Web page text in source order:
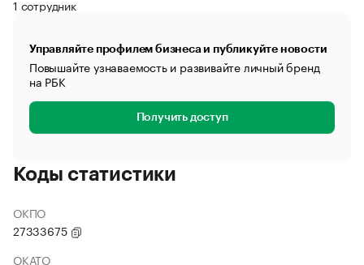
1 сотрудник
Управляйте профилем бизнеса и публикуйте новости
Повышайте узнаваемость и развивайте личный бренд
на РБК
Получить доступ
Коды статистики
ОКПО
27333675
ОКАТО